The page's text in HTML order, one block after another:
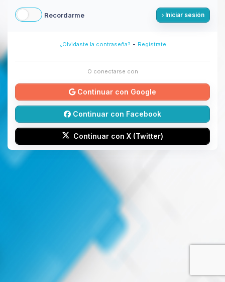
Recordarme Iniciar sesión
¿Olvidaste la contraseña? - Regístrate
O conectarse con
Continuar con Google
Continuar con Facebook
Continuar con X (Twitter)